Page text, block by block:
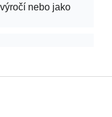
nebo jako